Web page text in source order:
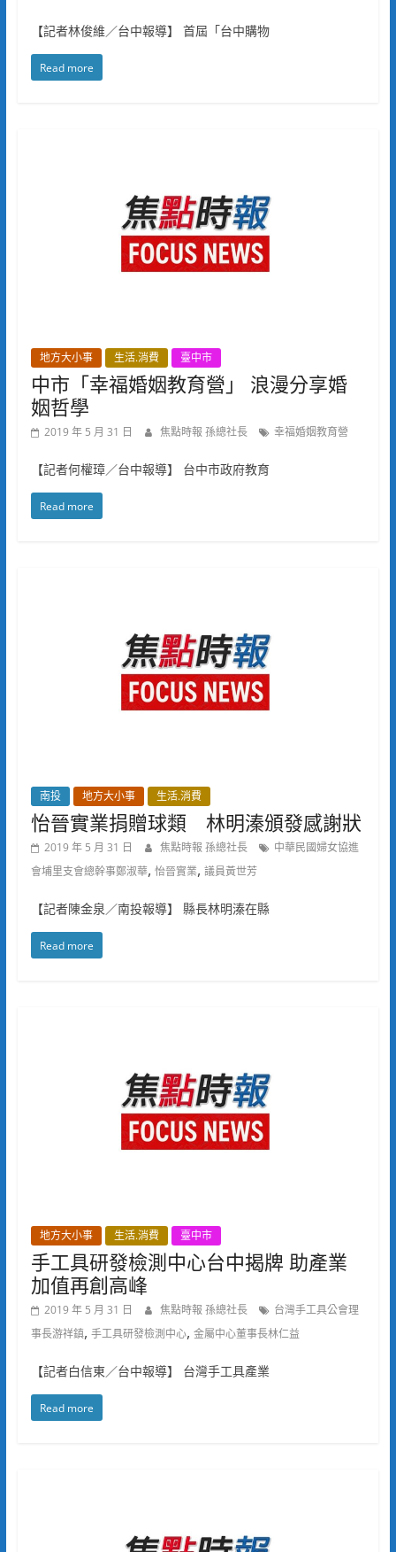
【記者林俊維／台中報導】 首屆「台中購物
Read more
地方大小事 生活.消費 臺中市
中市「幸福婚姻教育營」 浪漫分享婚
姻哲學
2019 年 5 月 31 日 焦點時報 孫總社長 幸福婚姻教育營
【記者何權璋／台中報導】 台中市政府教育
Read more
南投 地方大小事 生活.消費
怡晉實業捐贈球類 林明溱頒發感謝狀
2019 年 5 月 31 日 焦點時報 孫總社長
中華民國婦女協進
會埔里支會總幹事鄭淑華, 怡晉實業, 議員黃世芳
【記者陳金泉／南投報導】 縣長林明溱在縣
Read more
地方大小事 生活.消費 臺中市
手工具研發檢測中心台中揭牌 助產業
加值再創高峰
2019 年 5 月 31 日 焦點時報 孫總社長
台灣手工具公會理
事長游祥鎮, 手工具研發檢測中心, 金屬中心董事長林仁益
【記者白信東／台中報導】 台灣手工具產業
Read more